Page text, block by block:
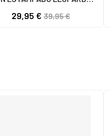
29,95 €39,95 €